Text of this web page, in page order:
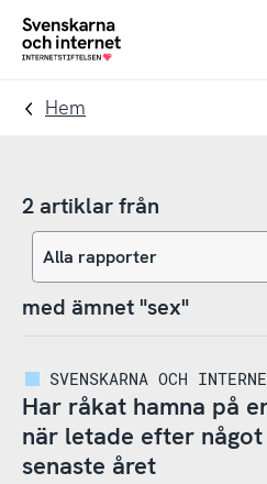
Till
navigation
Till
innehåll
To
Hem
2 artiklar från
med ämnet "sex"
SVENSKARNA OCH
Har råkat hamna på
när letade efter
senaste året